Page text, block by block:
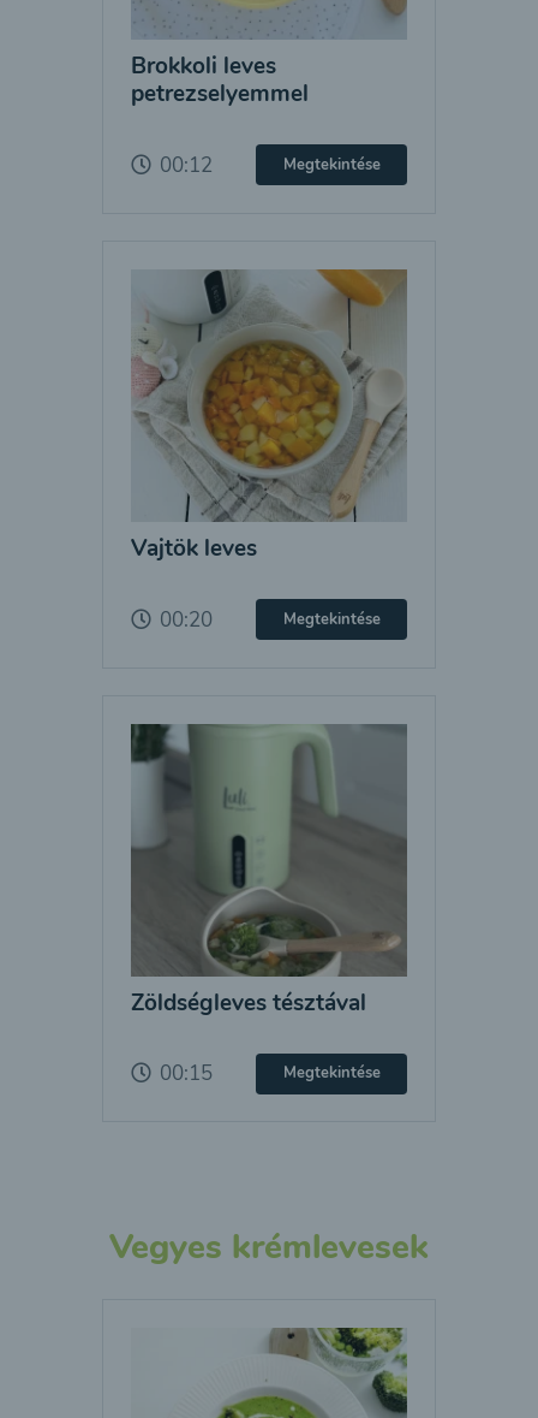
Brokkoli leves
petrezselyemmel
00:12 Megtekintése
Vajtök leves
00:20 Megtekintése
Zöldségleves tésztával
00:15 Megtekintése
Vegyes krémlevesek